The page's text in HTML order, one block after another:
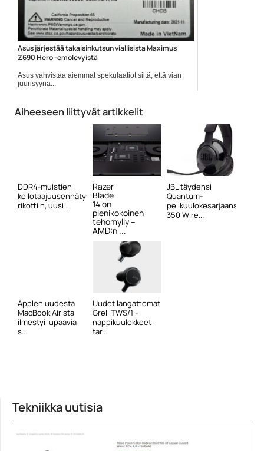
Asus järjestää takaisinkutsun viallisista Maximus
Z690 Hero -emolevyistä
Asus vahvistaa aiemmat spekulaatiot siitä, että vian
juurisyynä...
Aiheeseen liittyvät artikkelit
DDR4-muistien
kellotaajuusennätys
rikottiin, uusi ...
Razer
Blade
14 on
pienikokoinen
tehomylly –
AMD:n ...
JBL täydensi
Quantum-
pelikuulokesarjaansa
350 Wire...
Applen uudesta
MacBook Airista
ilmestyi lupaavia
s...
Uudet langattomat
Grell TWS/1 -
nappikuulokkeet
tar...
Tekniikka uutisia